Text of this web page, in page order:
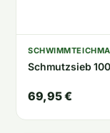
Schmutzsieb
69,95 €